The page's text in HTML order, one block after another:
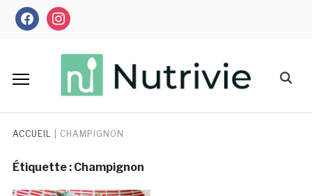
Skipfacebookinstagram
Search
ACCUEIL CHAMPIGNON
Étiquette : Champignon